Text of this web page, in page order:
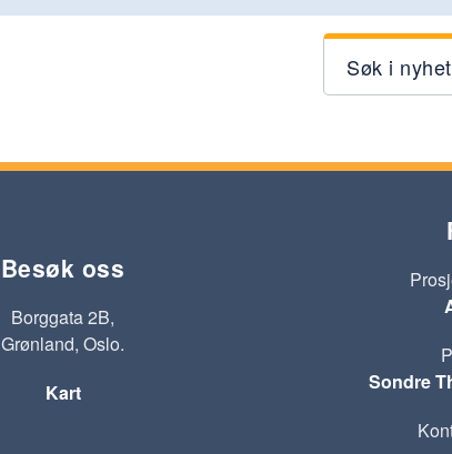
Søk i
Besøk oss
Borggata 2B,
Grønland, Oslo.
Kart
Sondre